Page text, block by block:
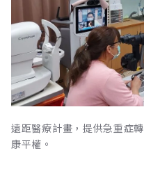
遠距醫療計畫，提供急重症
康平權。